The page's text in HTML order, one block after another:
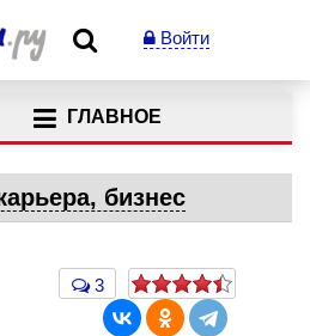
Войти
ГЛАВНОЕ
бизнес
3